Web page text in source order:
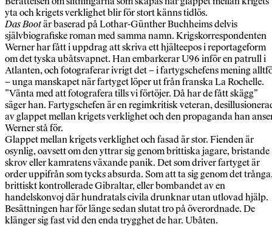
yta och krigets verklighet blir för stort känns tidlös.
Das Bootär baserad på Lothar-Günther Buchheims delvis
självbiografiske roman med samma namn. Krigskorrespondenten
Werner har fått i uppdrag att skriva ett hjälteepos i reportageform
om det tyska ubåtsvapnet. Han embarkerar U96 inför en patrull i
Atlanten, och fotograferar ivrigt det – i fartygschefens mening
– unga manskapet när fartyget löper ut från franska La Rochelle.
”Vänta med att fotografera tills vi förtöjer. Då har de fått skägg”
säger han. Fartygschefen är en regimkritisk veteran,
av glappet mellan krigets verklighet och den propaganda han
Werner stå för.
Glappet mellan krigets verklighet och fasad är stor. Fienden är
osynlig, oavsett om den yttrar sig genom brittiska jagare, bristande
skrov eller kamratens växande panik. Det som driver fartyget är
order uppifrån som tycks absurda. Som att ta sig genom det
brittiskt kontrollerade Gibraltar, eller bombandet av en
handelskonvoj där hundratals civila drunknar utan utlovad hjälp.
Besättningen har för länge sedan slutat tro på överordnade. De
klänger sig fast vid den enda trygghet de har. Ubåten.